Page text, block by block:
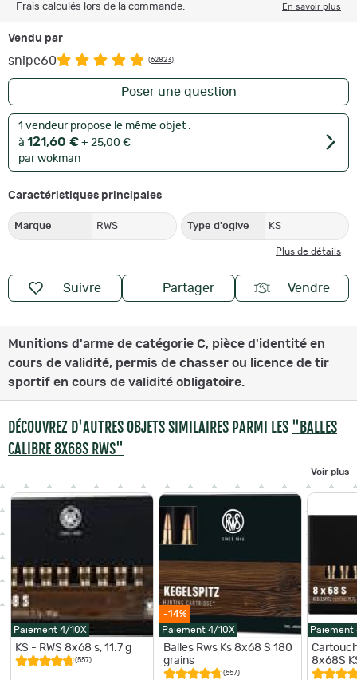
Frais calculés lors de la commande.
En savoir plus
Vendu par
snipe60 (62823)
Poser une question
1 vendeur propose le même objet :
à 121,60 € + 25,00 €
par wokman
Caractéristiques principales
Marque RWS Type d'ogive KS
Plus de détails
Suivre Partager Vendre
Munitions d'arme de catégorie C, pièce d'identité en
cours de validité, permis de chasser ou licence de tir
sportif en cours de validité obligatoire.
DÉCOUVREZ D'AUTRES OBJETS SIMILAIRES PARMI LES "BALLES
CALIBRE 8X68S RWS"
Voir plus
Paiement 4/10X
KS - RWS 8x68 s, 11.7 g
(557)
-14%
Paiement 4/10X
Balles Rws Ks 8x68 S 180
grains
(557)
Paiement
8x68S